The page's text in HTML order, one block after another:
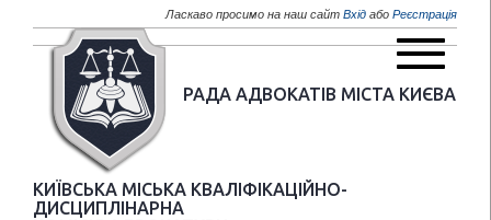
Перейти до основного матеріалуЛаскаво просимо на наш сайт Вхід або Реєстрація
РАДА АДВОКАТІВ МІСТА КИЄВА
КИЇВСЬКА МІСЬКА КВАЛІФІКАЦІЙНО-
ДИСЦИПЛІНАРНА